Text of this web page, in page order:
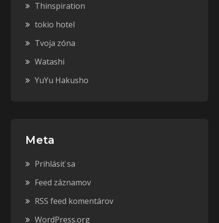
Thinspiration
tokio hotel
Tvoja zóna
Watashi
YuYu Hakusho
Meta
Prihlásiť sa
Feed záznamov
RSS feed komentárov
WordPress.org